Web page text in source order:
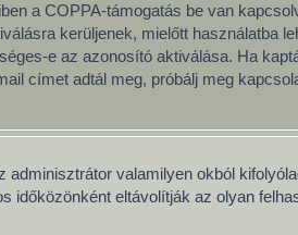
a COPPA-támogatás be van
kerüljenek, mielőtt használatba
e az azonosító aktiválása. Ha
címet adtál meg, próbálj meg
valamilyen okból
időközönként eltávolítják az olyan